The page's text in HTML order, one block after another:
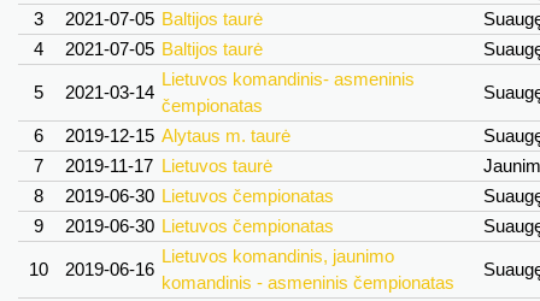
3
2021-07-05 Baltijos taurė
4
2021-07-05 Baltijos taurė
5 2021-03-14
Lietuvos komandinis- asmeninis
čempionatas
6 2019-12-15 Alytaus m. taurė
7
2019-11-17 Lietuvos taurė
8
2019-06-30 Lietuvos čempionatas
9
2019-06-30 Lietuvos čempionatas
10 2019-06-16
Lietuvos komandinis, jaunimo
komandinis - asmeninis čempionatas